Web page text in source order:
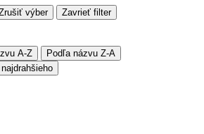
výber Zavrieť filter
A-Z
Podľa názvu Z-A